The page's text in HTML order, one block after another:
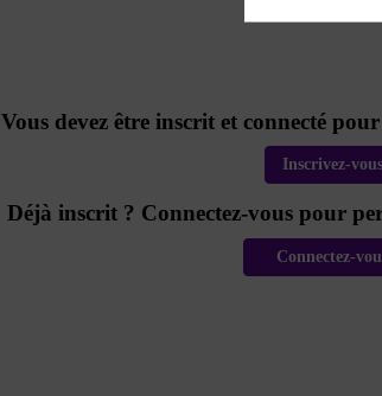
Vous devez être inscrit et connecté
Inscrivez-vous
Déjà inscrit ? Connectez-vous pour
Connectez-